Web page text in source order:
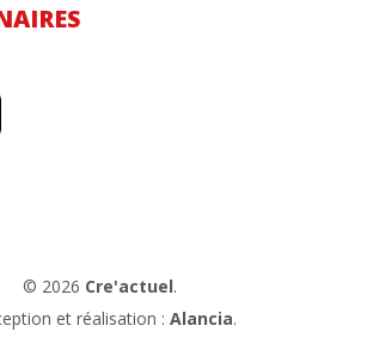
© 2026 Cre'actuel.
et réalisation : Alancia.